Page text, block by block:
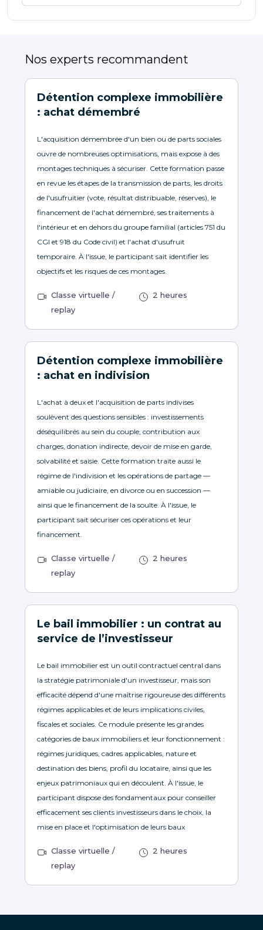
Nos experts recommandent
Détention complexe immobilière
: achat démembré
L'acquisition démembrée d'un bien ou de parts sociales
ouvre de nombreuses optimisations, mais expose à des
montages techniques à sécuriser. Cette formation passe
en revue les étapes de la transmission de parts, les droits
de l'usufruitier (vote, résultat distribuable, réserves), le
financement de l'achat démembré, ses traitements à
l'intérieur et en dehors du groupe familial (articles 751 du
CGI et 918 du Code civil) et l'achat d'usufruit
temporaire. À l'issue, le participant sait identifier les
objectifs et les risques de ces montages.
Classe virtuelle /
replay
2 heures
Détention complexe immobilière
: achat en indivision
L'achat à deux et l'acquisition de parts indivises
soulèvent des questions sensibles : investissements
déséquilibrés au sein du couple, contribution aux
charges, donation indirecte, devoir de mise en garde,
solvabilité et saisie. Cette formation traite aussi le
régime de l'indivision et les opérations de partage —
amiable ou judiciaire, en divorce ou en succession —
ainsi que le financement de la soulte. À l'issue, le
participant sait sécuriser ces opérations et leur
financement.
Classe virtuelle /
replay
2 heures
Le bail immobilier : un contrat au
service de l’investisseur
Le bail immobilier est un outil contractuel central dans
la stratégie patrimoniale d'un investisseur, mais son
efficacité dépend d'une maîtrise rigoureuse des différents
régimes applicables et de leurs implications civiles,
fiscales et sociales. Ce module présente les grandes
catégories de baux immobiliers et leur fonctionnement :
régimes juridiques, cadres applicables, nature et
destination des biens, profil du locataire, ainsi que les
enjeux patrimoniaux qui en découlent. À l'issue, le
participant dispose des fondamentaux pour conseiller
efficacement ses clients investisseurs dans le choix, la
mise en place et l'optimisation de leurs baux
Classe virtuelle /
replay
2 heures